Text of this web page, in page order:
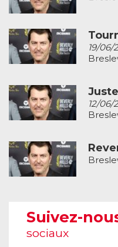
19/06/
12/06/
Suivez-
sociaux